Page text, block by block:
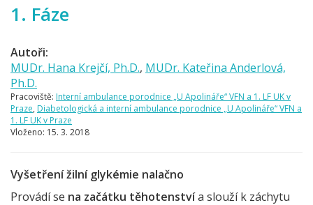
1. Fáze
Autoři:
MUDr. Hana Krejčí, Ph.D., MUDr. Kateřina Anderlová,
Ph.D.
Pracoviště: Interní ambulance porodnice „U Apolináře“ VFN a 1. LF UK v
Praze, Diabetologická a interní ambulance porodnice „U Apolináře“ VFN a
1. LF UK v Praze
Vloženo: 15. 3. 2018
Vyšetření žilní glykémie nalačno
Provádí se na začátku těhotenstvía slouží k záchytu